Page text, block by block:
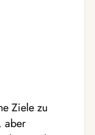
Ziele zu
aber